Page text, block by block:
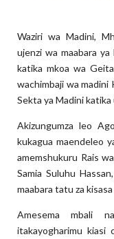
Waziri wa Madini,
ujenzi wa maabara
katika mkoa wa
wachimbaji wa madini
Sekta ya Madini
Akizungumza leo
kukagua maendeleo
amemshukuru Rais
Samia Suluhu
maabara tatu za
Amesema mbali
itakayogharimu kiasi